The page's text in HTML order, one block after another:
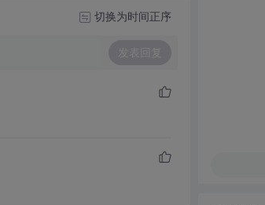
切换为时间正序
发表回复